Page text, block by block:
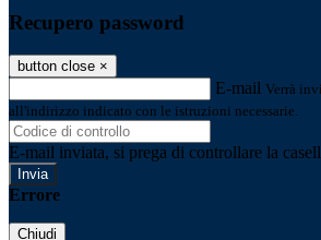
Recupero password
button close ×
E-mail Verrà
all'indirizzo indicato con le istruzioni necessarie.
E-mail inviata, si prega di controllare la
Errore
Chiudi